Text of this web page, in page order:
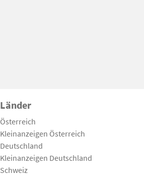
Länder
Österreich
Kleinanzeigen Österreich
Deutschland
Kleinanzeigen Deutschland
Schweiz